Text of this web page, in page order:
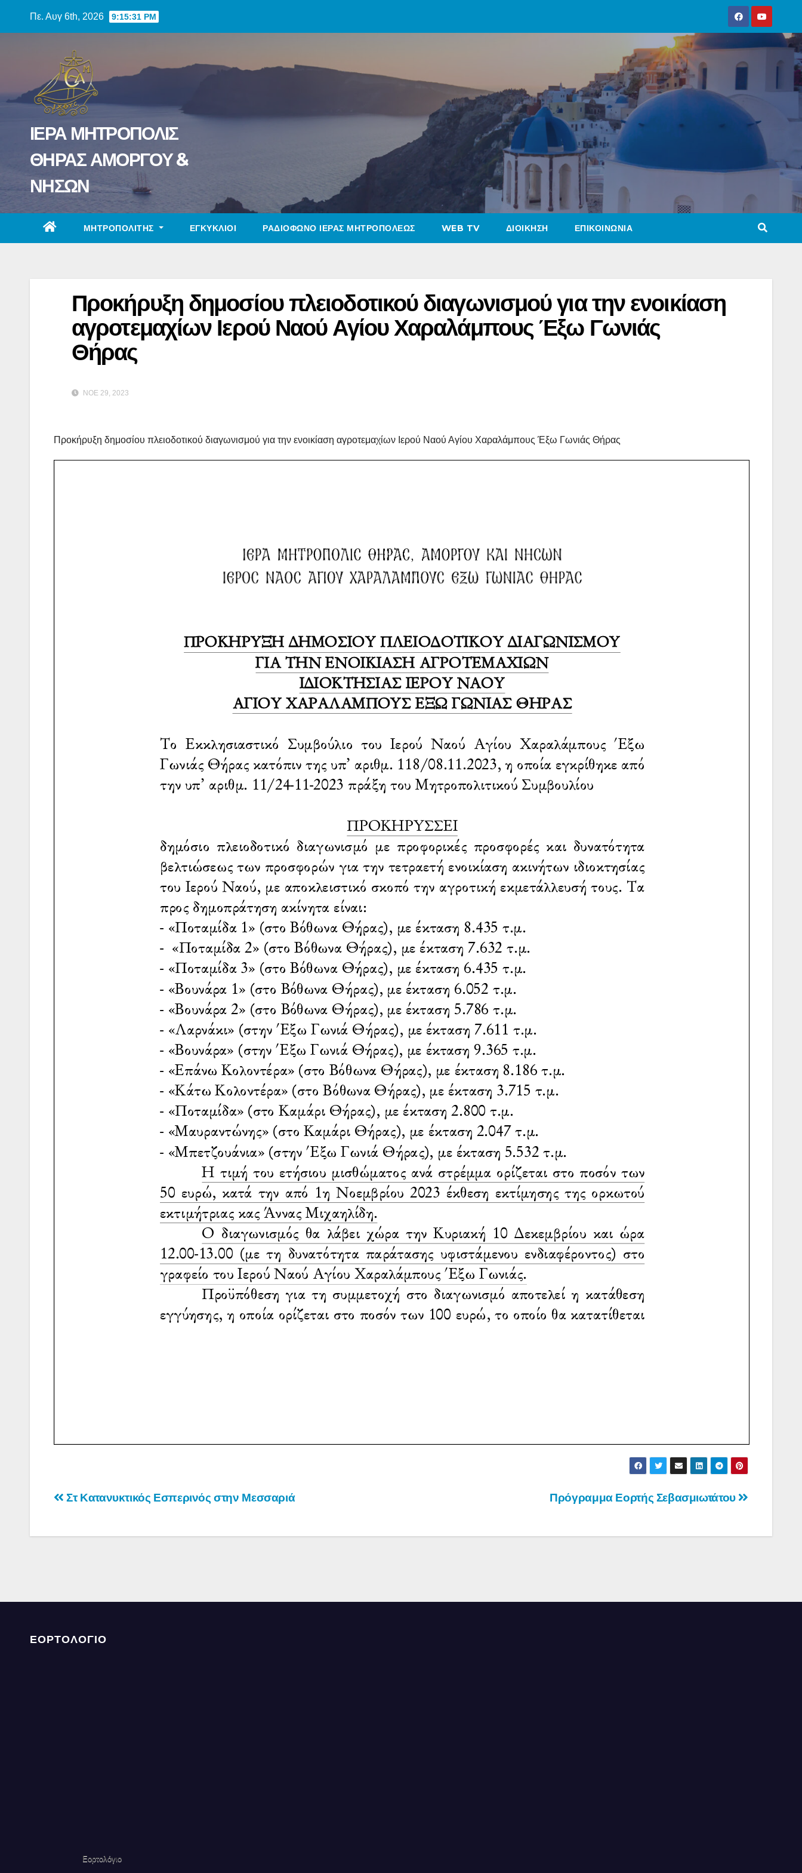
Πε. Αυγ 6th, 2026 9:15:32 PM
ΙΕΡΑ ΜΗΤΡΟΠΟΛΙΣ
ΘΗΡΑΣ ΑΜΟΡΓΟΥ &
ΝΗΣΩΝ
ΜΗΤΡΟΠΟΛΙΤΗΣ ΕΓΚΥΚΛΙΟΙ ΡΑΔΙΟΦΩΝΟ ΙΕΡΑΣ ΜΗΤΡΟΠΟΛΕΩΣ WEB TV ΔΙΟΙΚΗΣΗ ΕΠΙΚΟΙΝΩΝΙΑ
Προκήρυξη δημοσίου πλειοδοτικού διαγωνισμού για την ενοικίαση
αγροτεμαχίων Ιερού Ναού Αγίου Χαραλάμπους Έξω Γωνιάς
Θήρας
ΝΟΈ 29, 2023
Προκήρυξη δημοσίου πλειοδοτικού διαγωνισμού για την ενοικίαση αγροτεμαχίων Ιερού Ναού Αγίου Χαραλάμπους Έξω Γωνιάς Θήρας
Πλοήγηση
Πρόγραμμα Εορτής Σεβασμιωτάτου
Στ Κατανυκτικός Εσπερινός στην Μεσσαριά
ΕΟΡΤΟΛΟΓΙΟ
Εορτολόγιο